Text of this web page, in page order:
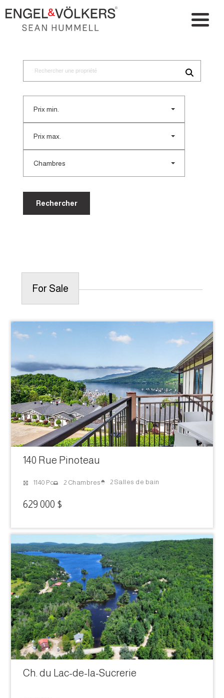
Prix min.
Prix max.
Chambres
For Sale
140 Rue Pinoteau
1140 Pc 2 Chambres 2 Salles de bain
629 000 $
Ch. du Lac-de-la-Sucrerie